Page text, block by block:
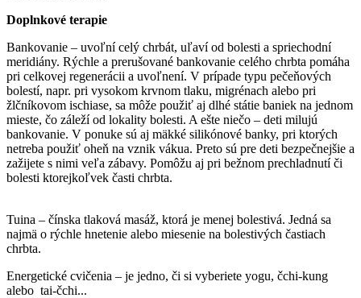
Doplnkové terapie
Bankovanie – uvoľní celý chrbát, uľaví od bolesti a spriechodní
meridiány. Rýchle a prerušované bankovanie celého chrbta pomáha
pri celkovej regenerácii a uvoľnení. V prípade typu pečeňových
bolestí, napr. pri vysokom krvnom tlaku, migrénach alebo pri
žlčníkovom ischiase, sa môže použiť aj dlhé státie baniek na jednom
mieste, čo záleží od lokality bolesti. A ešte niečo – deti milujú
bankovanie. V ponuke sú aj mäkké silikónové banky, pri ktorých
netreba použiť oheň na vznik vákua. Preto sú pre deti bezpečnejšie a
zažijete s nimi veľa zábavy. Pomôžu aj pri bežnom prechladnutí či
bolesti ktorejkoľvek časti chrbta.
Tuina – čínska tlaková masáž, ktorá je menej bolestivá. Jedná sa
najmä o rýchle hnetenie alebo miesenie na bolestivých častiach
chrbta.
Energetické cvičenia – je jedno, či si vyberiete yogu, čchi-kung
alebo tai-čchi...